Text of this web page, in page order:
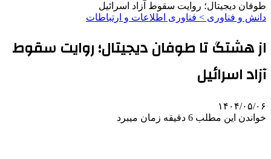
طوفان دیجیتال؛ روایت سقوط آزاد اسرائیل
دانش و فناوری > فناوری اطلاعات و ارتباطات
از هشتگ تا طوفان دیجیتال؛ روایت سقوط
آزاد اسرائیل
۱۴۰۴/۰۵/۰۶
خواندن این مطلب 6 دقیقه زمان میبرد